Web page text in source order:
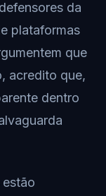
da
plataformas
que
acredito que,
dentro